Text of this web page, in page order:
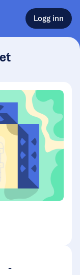
Logg inn
-